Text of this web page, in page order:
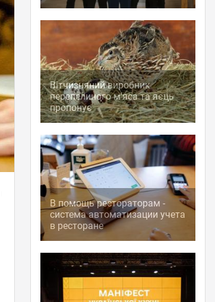
Вітчизняний виробник
перепелиного м'яса та яєць
пропонує
В помощь рестораторам -
система автоматизации учета
в ресторане